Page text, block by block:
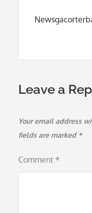
Leave a
Your email address
fields are marked *
Comment *